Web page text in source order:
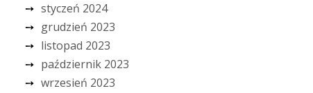
styczeń 2024
grudzień 2023
listopad 2023
październik 2023
wrzesień 2023